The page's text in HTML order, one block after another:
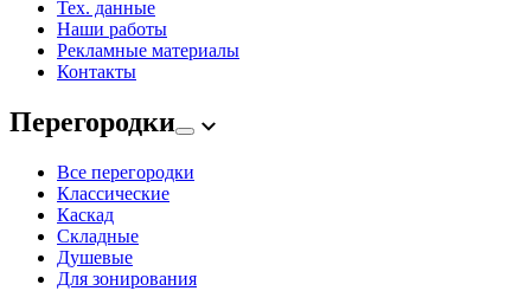
Тех. данные
Наши работы
Рекламные материалы
Контакты
Перегородки
Все перегородки
Классические
Каскад
Складные
Душевые
Для зонирования